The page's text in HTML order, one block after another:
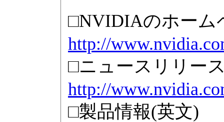
□NVIDIAのホーム
http://
□ニュースリリー
http://
□製品情報(英文)